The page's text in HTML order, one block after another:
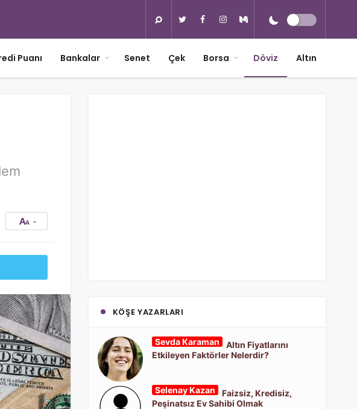
Puanı Bankalar Senet Çek Borsa Döviz Altın
-
KÖŞE YAZARLARI
Sevda Karaman
Altın Fiyatlarını
Etkileyen Faktörler Nelerdir?
Selenay Kazan
Faizsiz, Kredisiz,
Peşinatsız Ev Sahibi Olmak